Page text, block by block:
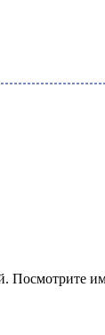
Посмотрите